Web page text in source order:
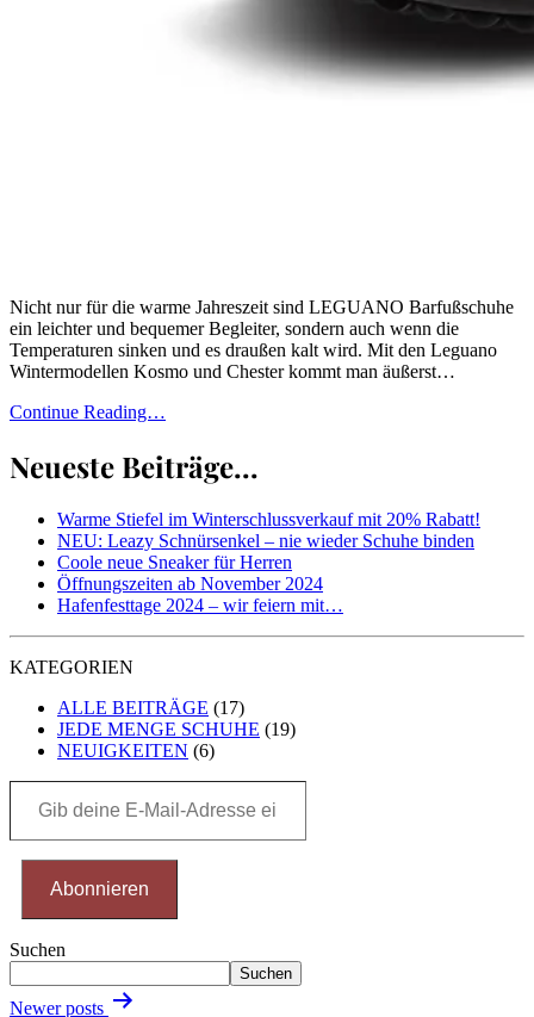
Nicht nur für die warme Jahreszeit sind LEGUANO Barfußschuhe
ein leichter und bequemer Begleiter, sondern auch wenn die
Temperaturen sinken und es draußen kalt wird. Mit den Leguano
Wintermodellen Kosmo und Chester kommt man äußerst…
Continue Reading…
Neueste Beiträge...
Warme Stiefel im Winterschlussverkauf mit 20% Rabatt!
NEU: Leazy Schnürsenkel – nie wieder Schuhe binden
Coole neue Sneaker für Herren
Öffnungszeiten ab November 2024
Hafenfesttage 2024 – wir feiern mit…
KATEGORIEN
ALLE BEITRÄGE (17)
JEDE MENGE SCHUHE (19)
NEUIGKEITEN (6)
deine
Abonnieren
Suchen
Suchen
Posts
Newer posts